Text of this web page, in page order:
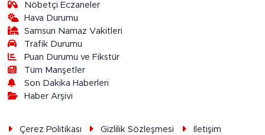
Nöbetçi Eczaneler
Hava Durumu
Samsun Namaz Vakitleri
Trafik Durumu
Puan Durumu ve Fikstür
Tüm Manşetler
Son Dakika Haberleri
Haber Arşivi
Çerez Politikası Gizlilik Sözleşmesi
İletişim